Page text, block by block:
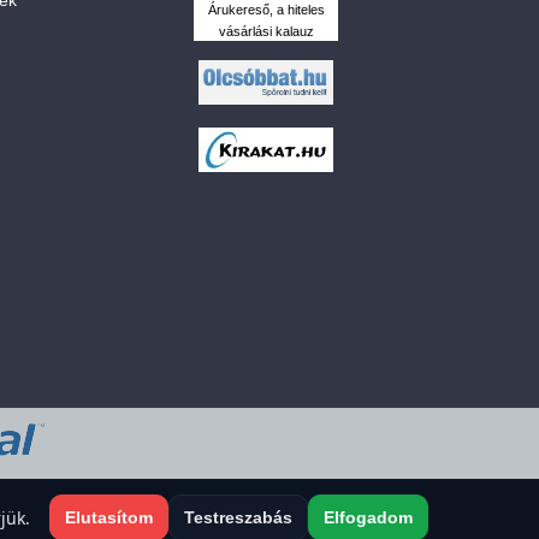
Árukereső, a hiteles
vásárlási kalauz
Elutasítom Testreszabás Elfogadom
sütiket?